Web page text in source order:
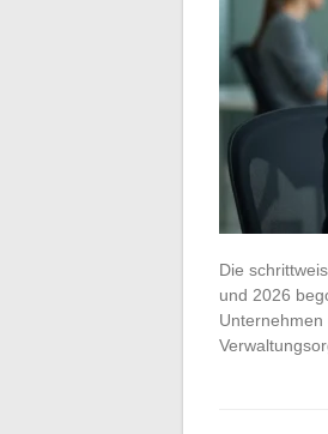
Die
und 2026